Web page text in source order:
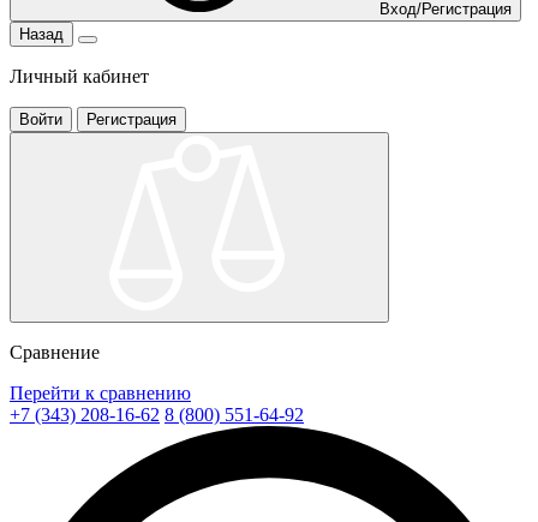
Вход/Регистрация
Назад
Личный кабинет
Войти Регистрация
Сравнение
Перейти к сравнению
+7 (343) 208-16-62 8 (800) 551-64-92